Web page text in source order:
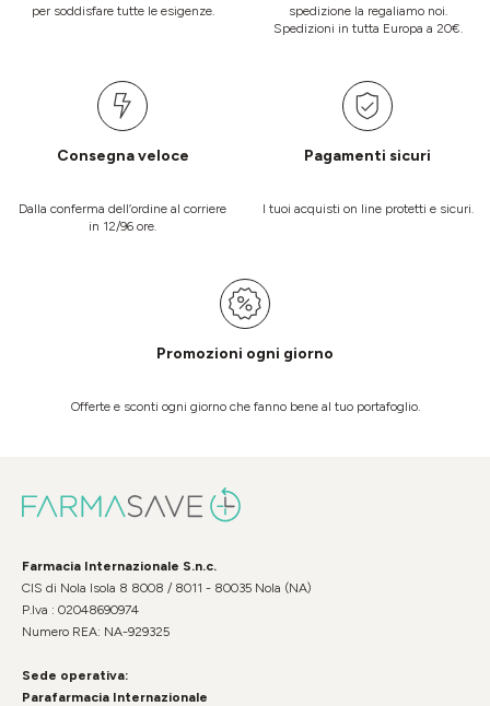
per soddisfare tutte le esigenze.
spedizione la regaliamo noi.
Spedizioni in tutta Europa a 20€.
Consegna veloce
Dalla conferma dell’ordine al corriere
in 12/96 ore.
Pagamenti sicuri
I tuoi acquisti on line protetti e sicuri.
Promozioni ogni giorno
Offerte e sconti ogni giorno che fanno bene al tuo portafoglio.
Farmacia Internazionale S.n.c.
CIS di Nola Isola 8 8008 / 8011 - 80035 Nola (NA)
P.Iva : 02048690974
Numero REA: NA-929325
Sede operativa:
Parafarmacia Internazionale